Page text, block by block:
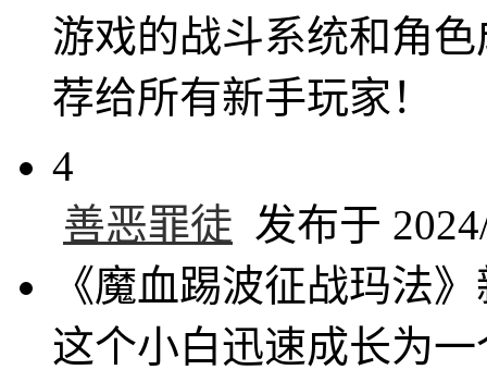
游戏的战斗系统和角
荐给所有新手玩家！
4
善恶罪徒 发布于
《魔血踢波征战玛法
这个小白迅速成长为